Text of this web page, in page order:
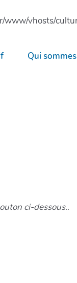
www/vhosts/
Qui
ci-dessous..